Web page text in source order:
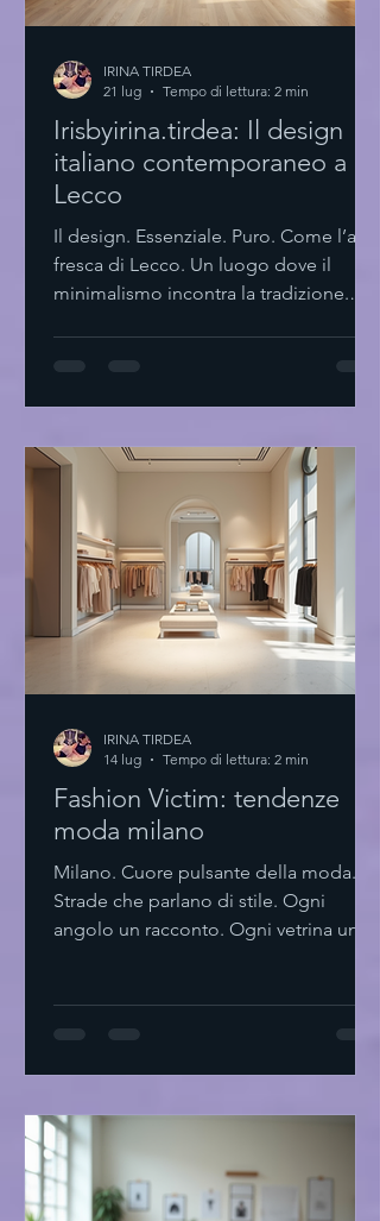
Irisbyirina.tirdea: Il design
italiano contemporaneo a
Lecco
Il design. Essenziale. Puro. Come l’aria
fresca di Lecco. Un luogo dove il
minimalismo incontra la tradizione.
Non solo lago e montagne. Ma un
Il design italiano contemporaneo qui
si fa sentire. Non urla. Sussurra. Linee
pulite. Materiali naturali. Funzionalità
senza fronzoli. Un equilibrio tra
passato e futu
IRINA TIRDEA
21 lug
Tempo di lettura: 2 min
Fashion Victim: tendenze
moda milano
Milano. Cuore pulsante della moda.
Strade che parlano di stile. Ogni
angolo un racconto. Ogni vetrina un
innovazione Minimalismo. Linee pulite.
La città si muove tra tradizione e
futuro. Materiali sostenibili. Tagli
geometrici. Accessori che parlano da
soli. Milano insegna a scegl
IRINA TIRDEA
14 lug
Tempo di lettura: 2 min